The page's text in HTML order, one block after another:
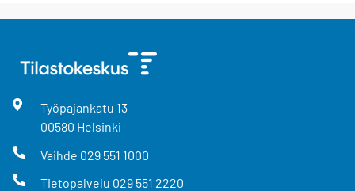
Työpajankatu 13
00580 Helsinki
Vaihde 029 551 1000
Tietopalvelu 029 551 2220